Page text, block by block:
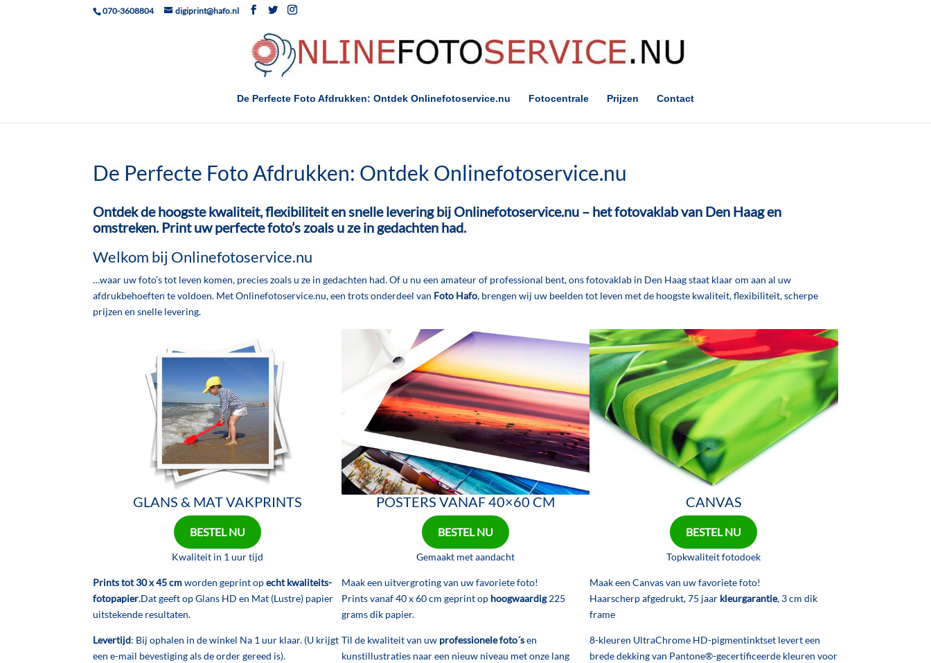
070-3608804 digiprint@hafo.nl
De Perfecte Foto Afdrukken: Ontdek Onlinefotoservice.nu Fotocentrale Prijzen Contact
De Perfecte Foto Afdrukken: Ontdek Onlinefotoservice.nu
Ontdek de hoogste kwaliteit, flexibiliteit en snelle levering bij Onlinefotoservice.nu – hetfotovaklabvan Den Haag en
omstreken. Print uw perfecte foto’s zoals u ze in gedachten had.
Welkom bij Onlinefotoservice.nu
…waar uw foto’s tot leven komen, precies zoals u ze in gedachten had. Of u nu een amateur of professional bent, ons fotovaklab in Den Haag staat klaar om aan al uw
afdrukbehoeften te voldoen. Met Onlinefotoservice.nu, een trots onderdeel van Foto Hafo, brengen wij uw beelden tot leven met de hoogste kwaliteit, flexibiliteit, scherpe
prijzen en snelle levering.
GLANS & MAT VAKPRINTS
BESTEL NU
Kwaliteit in 1 uur tijd
Prints tot 30 x 45 cmworden geprint opecht kwaliteits-
fotopapier.Dat geeft op Glans HD en Mat (Lustre) papier
uitstekende resultaten.
Levertijd: Bij ophalen in de winkel Na 1 uur klaar. (U krijgt
een e-mail bevestiging als de order gereed is).
POSTERS VANAF 40×60 CM
BESTEL NU
Gemaakt met aandacht
Maak een uitvergroting van uw favoriete foto!
Prints vanaf 40 x 60 cm geprint op hoogwaardig225
grams dik papier.
Til de kwaliteit van uw professionele foto´sen
kunstillustraties naar een nieuw niveau met onze lang
CANVAS
BESTEL NU
Topkwaliteit fotodoek
Maak een Canvas van uw favoriete foto!
Haarscherp afgedrukt, 75 jaar kleurgarantie, 3 cm dik
frame
8-kleuren UltraChrome HD-pigmentinktset levert een
brede dekking van Pantone®-gecertificeerde kleuren voor